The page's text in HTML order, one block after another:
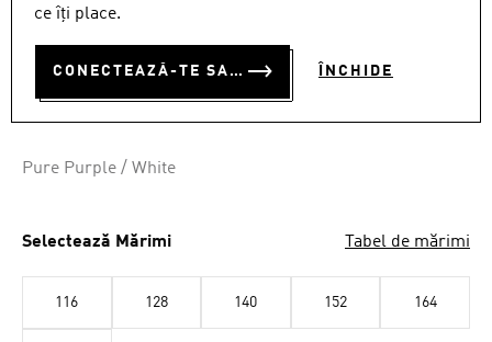
ce îți place.
CONECTEAZĂ-TE SAU ÎNSCRIE-TE ACUM ÎNCHIDE
DUNGI PENTRU COPII
RON 125.00
Pure Purple / White
Selectează Mărimi Tabel de mărimi
116 128 140 152 164